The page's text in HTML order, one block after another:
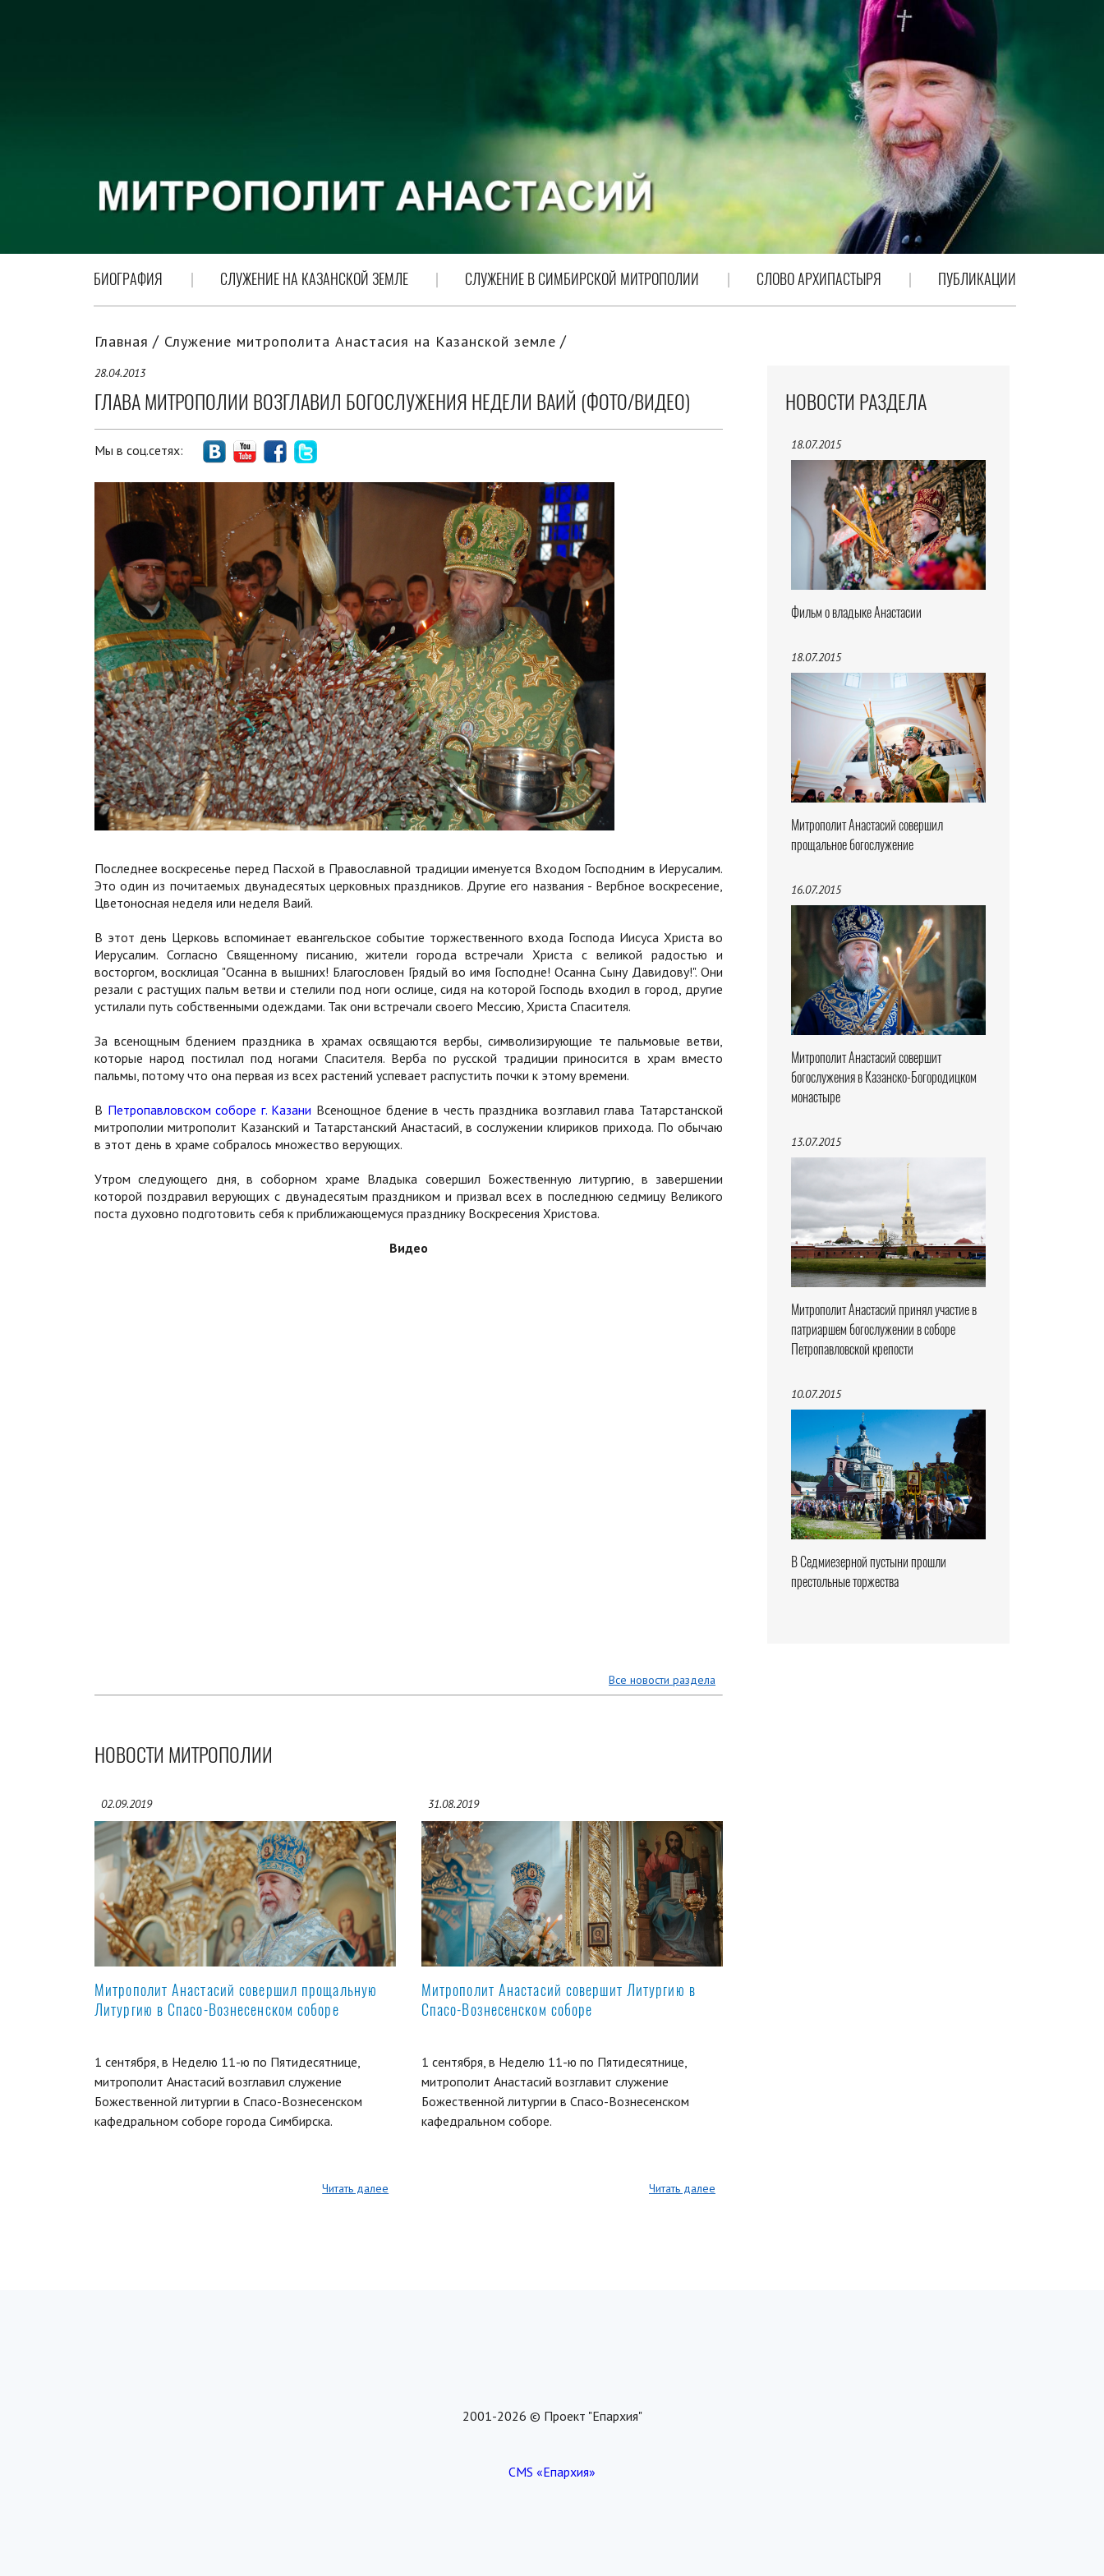
БИОГРАФИЯ СЛУЖЕНИЕ НА КАЗАНСКОЙ ЗЕМЛЕ СЛУЖЕНИЕ В СИМБИРСКОЙ МИТРОПОЛИИ СЛОВО АРХИПАСТЫРЯ ПУБЛИКАЦИИ
НОВОСТИ РАЗДЕЛА
18.07.2015
Фильм о владыке Анастасии
18.07.2015
Митрополит Анастасий совершил
прощальное богослужение
16.07.2015
Митрополит Анастасий совершит
богослужения в Казанско-Богородицком
монастыре
13.07.2015
Митрополит Анастасий принял участие в
патриаршем богослужении в соборе
Петропавловской крепости
10.07.2015
В Седмиезерной пустыни прошли
престольные торжества
Главная Служение митрополита Анастасия на Казанской земле
28.04.2013
ГЛАВА МИТРОПОЛИИ ВОЗГЛАВИЛ БОГОСЛУЖЕНИЯ НЕДЕЛИ ВАИЙ (ФОТО/ВИДЕО)
Мы в соц.сетях:
Последнее воскресенье перед Пасхой в Православной традиции именуется Входом Господним в Иерусалим.
Это один из почитаемых двунадесятых церковных праздников. Другие его названия - Вербное воскресение,
Цветоносная неделя или неделя Ваий.
В этот день Церковь вспоминает евангельское событие торжественного входа Господа Иисуса Христа во
Иерусалим. Согласно Священному писанию, жители города встречали Христа с великой радостью и
восторгом, восклицая "Осанна в вышних! Благословен Грядый во имя Господне! Осанна Сыну Давидову!". Они
резали с растущих пальм ветви и стелили под ноги ослице, сидя на которой Господь входил в город, другие
устилали путь собственными одеждами. Так они встречали своего Мессию, Христа Спасителя.
За всенощным бдением праздника в храмах освящаются вербы, символизирующие те пальмовые ветви,
которые народ постилал под ногами Спасителя. Верба по русской традиции приносится в храм вместо
пальмы, потому что она первая из всех растений успевает распустить почки к этому времени.
В Петропавловском соборе г. Казани Всенощное бдение в честь праздника возглавил глава Татарстанской
митрополии митрополит Казанский и Татарстанский Анастасий, в сослужении клириков прихода. По обычаю
в этот день в храме собралось множество верующих.
Утром следующего дня, в соборном храме Владыка совершил Божественную литургию, в завершении
которой поздравил верующих с двунадесятым праздником и призвал всех в последнюю седмицу Великого
поста духовно подготовить себя к приближающемуся празднику Воскресения Христова.
Видео
Все новости раздела
НОВОСТИ МИТРОПОЛИИ
02.09.2019
Митрополит Анастасий совершил прощальную
Литургию в Спасо-Вознесенском соборе
1 сентября, в Неделю 11-ю по Пятидесятнице,
митрополит Анастасий возглавил служение
Божественной литургии в Спасо-Вознесенском
кафедральном соборе города Симбирска.
Читать далее
31.08.2019
Митрополит Анастасий совершит Литургию в
Спасо-Вознесенском соборе
1 сентября, в Неделю 11-ю по Пятидесятнице,
митрополит Анастасий возглавит служение
Божественной литургии в Спасо-Вознесенском
кафедральном соборе.
Читать далее
2001-2026 © Проект "Епархия"
CMS «Епархия»